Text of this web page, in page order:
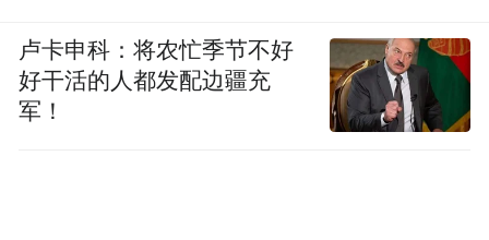
卢卡申科：将农忙季节不好
好干活的人都发配边疆充
军！